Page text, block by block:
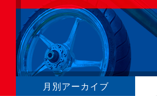
月別アーカイブ